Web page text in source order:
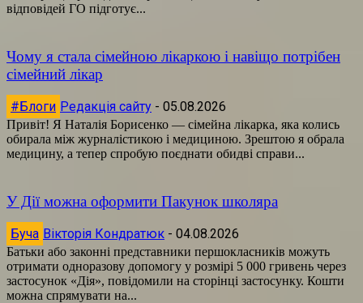
відповідей ГО підготує...
Чому я стала сімейною лікаркою і навіщо потрібен
сімейний лікар
#Блоги Редакція сайту - 05.08.2026
Привіт! Я Наталія Борисенко — сімейна лікарка, яка колись
обирала між журналістикою і медициною. Зрештою я обрала
медицину, а тепер спробую поєднати обидві справи...
У Дії можна оформити Пакунок школяра
Буча Вікторія Кондратюк - 04.08.2026
Батьки або законні представники першокласників можуть
отримати одноразову допомогу у розмірі 5 000 гривень через
застосунок «Дія», повідомили на сторінці застосунку. Кошти
можна спрямувати на...